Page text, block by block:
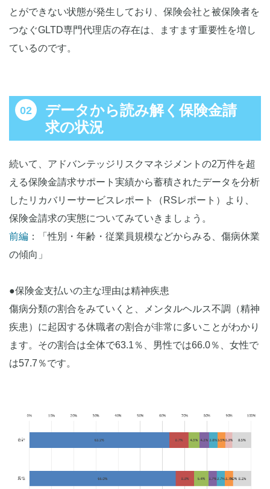
とができない状態が発生しており、保険会社と被保険者を
つなぐGLTD専門代理店の存在は、ますます重要性を増し
ているのです。
データから読み解く保険金請
求の状況
続いて、アドバンテッジリスクマネジメントの2万件を超
える保険金請求サポート実績から蓄積されたデータを分析
したリカバリーサービスレポート（RSレポート）より、
保険金請求の実態についてみていきましょう。
前編 ：「性別・年齢・従業員規模などからみる、傷病休業
の傾向」
●保険金支払いの主な理由は精神疾患
傷病分類の割合をみていくと、メンタルヘルス不調（精神
疾患）に起因する休職者の割合が非常に多いことがわかり
ます。その割合は全体で63.1％、男性では66.0％、女性で
は57.7％です。